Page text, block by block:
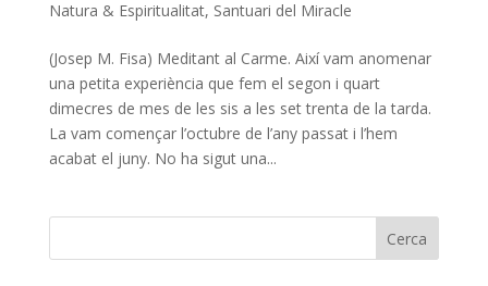
Natura & Espiritualitat, Santuari del Miracle
(Josep M. Fisa) Meditant al Carme. Així vam anomenar
una petita experiència que fem el segon i quart
dimecres de mes de les sis a les set trenta de la tarda.
La vam començar l’octubre de l’any passat i l’hem
acabat el juny. No ha sigut una...
Cerca